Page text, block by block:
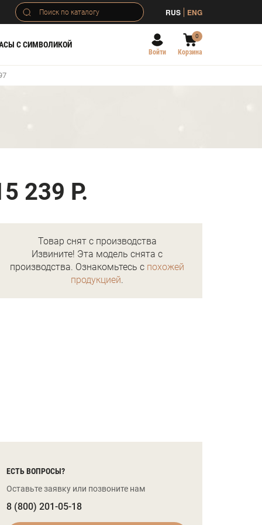
RUS ENG
С СИМВОЛИКОЙ
Войти
0
Корзина
239 Р.
Товар снят с производства
Извините! Эта модель снята с
производства. Ознакомьтесь с похожей
продукцией.
ЕСТЬ ВОПРОСЫ?
Оставьте заявку или позвоните нам
8 (800) 201-05-18